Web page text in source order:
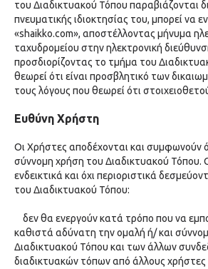
του Διαδικτυακού Τόπου παραβιάζονται
πνευματικής ιδιοκτησίας του, μπορεί να
«shaikko.com», αποστέλλοντας μήνυμα
ταχυδρομείου στην ηλεκτρονική
προσδιορίζοντας το τμήμα του
θεωρεί ότι είναι προσβλητικό των
τους λόγους που θεωρεί ότι
Ευθύνη Χρήστη
Οι Χρήστες αποδέχονται και συμφωνούν
σύννομη χρήση του Διαδικτυακού Τόπου.
ενδεικτικά και όχι περιοριστικά
του Διαδικτυακού Τόπου:
δεν θα ενεργούν κατά τρόπο που να
καθιστά αδύνατη την ομαλή ή/ και
Διαδικτυακού Τόπου και των άλλων
διαδικτυακών τόπων από άλλους χρήστες